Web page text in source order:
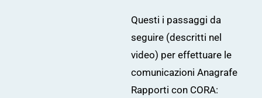
Questi i passaggi da
seguire (descritti nel
video) per effettuare le
comunicazioni Anagrafe
Rapporti con CORA: